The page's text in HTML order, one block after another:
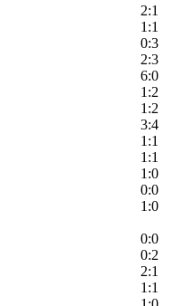
2:1
1:1
0:3
2:3
6:0
1:2
1:2
3:4
1:1
1:1
1:0
0:0
1:0
0:0
0:2
2:1
1:1